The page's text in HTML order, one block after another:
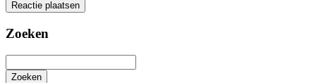
Zoeken
Zoeken